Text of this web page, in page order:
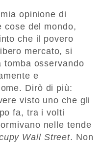
opinione di
cose del mondo,
che il povero
mercato, si
tomba osservando
e
Dirò di più:
visto uno che gli
fa, tra i volti
nelle tende
Wall Street. Non